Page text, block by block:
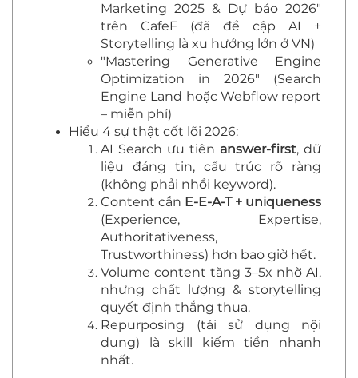
Marketing 2025 & Dự báo 2026"
trên CafeF (đã đề cập AI +
Storytelling là xu hướng lớn ở VN)
"Mastering Generative Engine
Optimization in 2026" (Search
Engine Land hoặc Webflow report
– miễn phí)
Hiểu 4 sự thật cốt lõi 2026:
AI Search ưu tiên answer-first, dữ
liệu đáng tin, cấu trúc rõ ràng
(không phải nhồi keyword).
Content cần E-E-A-T + uniqueness
(Experience, Expertise,
Authoritativeness,
Trustworthiness) hơn bao giờ hết.
Volume content tăng 3–5x nhờ AI,
nhưng chất lượng & storytelling
quyết định thắng thua.
Repurposing (tái sử dụng nội
dung) là skill kiếm tiền nhanh
nhất.